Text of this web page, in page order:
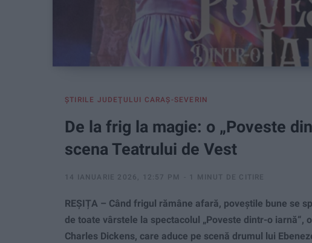
ŞTIRILE JUDEŢULUI CARAŞ-SEVERIN
De la frig la magie: o „Poveste
scena Teatrului de Vest
14 IANUARIE 2026, 12:57 PM 1 MINUT DE CITIRE
REȘIȚA – Când frigul rămâne afară, poveștile bune se
de toate vârstele la spectacolul „Poveste dintr-o
Charles Dickens, care aduce pe scenă drumul lui